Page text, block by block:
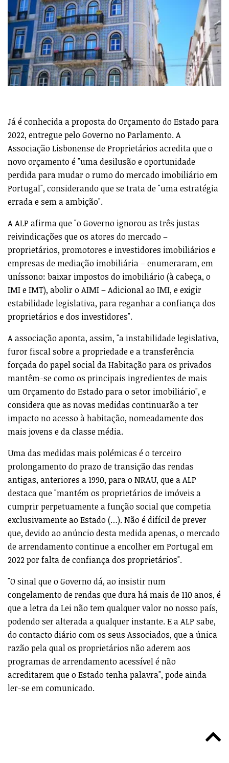
Já é conhecida a proposta do Orçamento do Estado para
2022, entregue pelo Governo no Parlamento. A
Associação Lisbonense de Proprietários acredita que o
novo orçamento é "uma desilusão e oportunidade
perdida para mudar o rumo do mercado imobiliário em
Portugal", considerando que se trata de "uma estratégia
errada e sem a ambição".
A ALP afirma que "o Governo ignorou as três justas
reivindicações que os atores do mercado –
proprietários, promotores e investidores imobiliários e
empresas de mediação imobiliária – enumeraram, em
uníssono: baixar impostos do imobiliário (à cabeça, o
IMI e IMT), abolir o AIMI – Adicional ao IMI, e exigir
estabilidade legislativa, para reganhar a confiança dos
proprietários e dos investidores".
A associação aponta, assim, "a instabilidade legislativa,
furor fiscal sobre a propriedade e a transferência
forçada do papel social da Habitação para os privados
mantêm-se como os principais ingredientes de mais
um Orçamento do Estado para o setor imobiliário", e
considera que as novas medidas continuarão a ter
impacto no acesso à habitação, nomeadamente dos
mais jovens e da classe média.
Uma das medidas mais polémicas é o terceiro
prolongamento do prazo de transição das rendas
antigas, anteriores a 1990, para o NRAU, que a ALP
destaca que "mantém os proprietários de imóveis a
cumprir perpetuamente a função social que competia
exclusivamente ao Estado (…). Não é difícil de prever
que, devido ao anúncio desta medida apenas, o mercado
de arrendamento continue a encolher em Portugal em
2022 por falta de confiança dos proprietários".
"O sinal que o Governo dá, ao insistir num
congelamento de rendas que dura há mais de 110 anos, é
que a letra da Lei não tem qualquer valor no nosso país,
podendo ser alterada a qualquer instante. E a ALP sabe,
do contacto diário com os seus Associados, que a única
razão pela qual os proprietários não aderem aos
programas de arrendamento acessível é não
acreditarem que o Estado tenha palavra", pode ainda
ler-se em comunicado.